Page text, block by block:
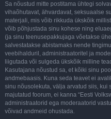
Sa nõustud mitte postitama ühtegi
vihaõhutavat, ähvardavat, seksuaalse
materjali, mis võib rikkuda ükskõik
võib põhjustada sinu kohese ning
(ja sinu teenusepakkujaga võetakse
salvestatakse abistamaks nende
veebihalduril, administraatoritel ja
liigutada või sulgeda ükskõik milline
Kasutajana nõustud sa, et kõiki sinu
andmebaasis. Kuna seda teavet ei
sinu nõusolekuta, välja arvatud siis,
majutatud foorum, ei kanna “Eesti
administraatorid ega moderaatorid
võivad andmeid ohustada.